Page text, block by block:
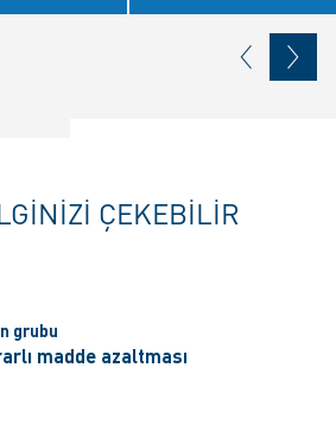
ÇEKEBILIR
grubu
madde azaltması